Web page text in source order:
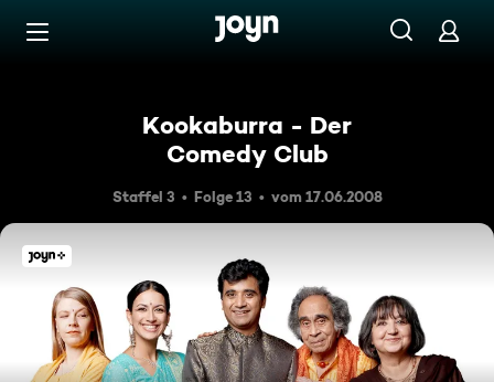
Zum Inhalt springen
Kookaburra - Der
Comedy Club
Staffel 3 Folge 13 vom 17.06.2008